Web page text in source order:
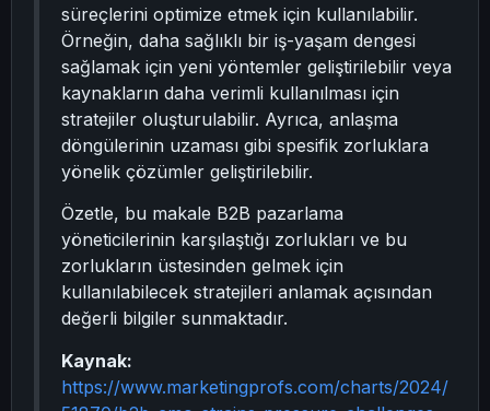
süreçlerini optimize etmek için kullanılabilir.
Örneğin, daha sağlıklı bir iş-yaşam dengesi
sağlamak için yeni yöntemler geliştirilebilir veya
kaynakların daha verimli kullanılması için
stratejiler oluşturulabilir. Ayrıca, anlaşma
döngülerinin uzaması gibi spesifik zorluklara
yönelik çözümler geliştirilebilir.
Özetle, bu makale B2B pazarlama
yöneticilerinin karşılaştığı zorlukları ve bu
zorlukların üstesinden gelmek için
kullanılabilecek stratejileri anlamak açısından
değerli bilgiler sunmaktadır.
Kaynak:
https://www.marketingprofs.com/charts/2024/